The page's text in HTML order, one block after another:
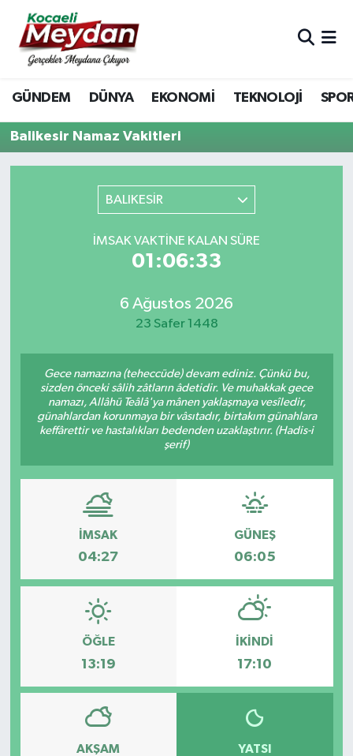
GÜNDEM DÜNYA EKONOMİ TEKNOLOJİ
Balikesir Namaz Vakitleri
BALIKESİR
İMSAK VAKTINE KALAN SÜRE
01:06:33
6 Ağustos 2026
23 Safer 1448
Gece namazına (teheccüde) devam ediniz. Çünkü bu,
sizden önceki sâlih zâtların âdetidir. Ve muhakkak gece
namazı, Allâhü Teâlâ'ya mânen yaklaşmaya vesîledir,
günahlardan korunmaya bir vâsıtadır, birtakım günahlara
keffârettir ve hastalıkları bedenden uzaklaştırır. (Hadis-i
şerif)
İMSAK
04:27
GÜNEŞ
06:05
ÖĞLE
13:19
İKINDI
17:10
AKŞAM YATSI
Nöbetçi Eczaneler
Hava Durumu
Trafik Durumu
Son Dakika Haberleri